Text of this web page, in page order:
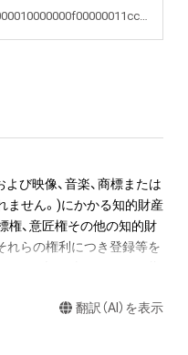
0x0000000000010000000f00000011cc46
び映像、音楽、商標または
ません。)にかかる知的財産
権、意匠権その他の知的財
れらの権利につき登録等を
す。そのため、本アイテム
翻訳（AI）を表示